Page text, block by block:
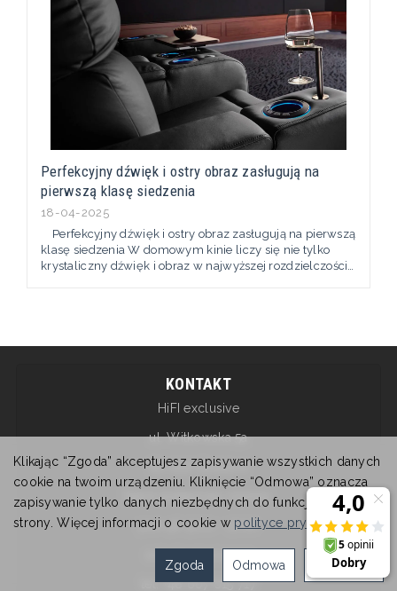
Perfekcyjny dźwięk i ostry obraz zasługują na
pierwszą klasę siedzenia
18-04-2025
Perfekcyjny dźwięk i ostry obraz zasługują na pierwszą
klasę siedzenia W domowym kinie liczy się nie tylko
krystaliczny dźwięk i obraz w najwyższej rozdzielczości.
KONTAKT
HiFI exclusive
ul. Witkowska 5a
62-200 Gniezno
Salon pokazowy czynny:
pon-pt: 9:00 - 17:00
tel. +48 607 615 717
Klikając “Zgoda” akceptujesz zapisywanie wszystkich danych
cookie na twoim urządzeniu. Kliknięcie “Odmowa” oznacza
zapisywanie tylko danych niezbędnych do funkcjonowania
strony. Więcej informacji o cookie w polityce prywatności.
Ustawienia
Odmowa
Zgoda